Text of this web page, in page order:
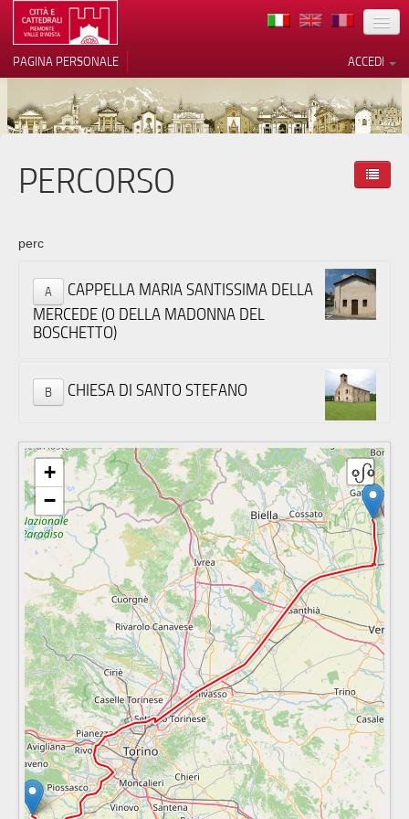
TERRITORIO
ARCHITETTURE
VOLONTARI
PRESS
ACCEDI
PAGINA PERSONALE
PERCORSO
perc
A
CAPPELLA MARIA SANTISSIMA DELLA
MERCEDE (O DELLA MADONNA DEL
BOSCHETTO)
CAPPELLA MARIA SANTISSIMA DELLA MERCEDE (O DELLA
MADONNA DEL BOSCHETTO)
B CHIESA DI SANTO STEFANO
CHIESA DI SANTO STEFANO
+
−
Le tue preferenze relative alla